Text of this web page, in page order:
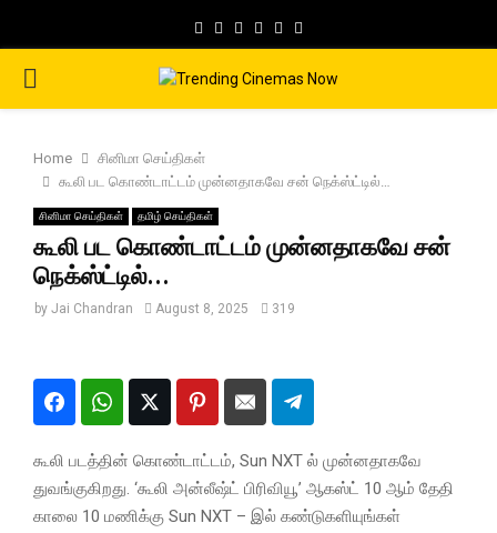
Facebook
TwitterInstagram
Pinterest
Google
PRIMARY
Home
சினிமா செய்திகள்
கூலி பட கொண்டாட்டம் முன்னதாகவே சன் நெக்ஸ்ட்டில்…
சினிமா செய்திகள் தமிழ் செய்திகள்
கூலி பட கொண்டாட்டம் முன்னதாகவே சன்
நெக்ஸ்ட்டில்…
by Jai Chandran August 8, 2025 319
கூலி படத்தின் கொண்டாட்டம், Sun NXT ல் முன்னதாகவே
துவங்குகிறது. ‘கூலி அன்லீஷ்ட் பிரிவியூ’ ஆகஸ்ட் 10 ஆம் தேதி
காலை 10 மணிக்கு Sun NXT – இல் கண்டுகளியுங்கள்